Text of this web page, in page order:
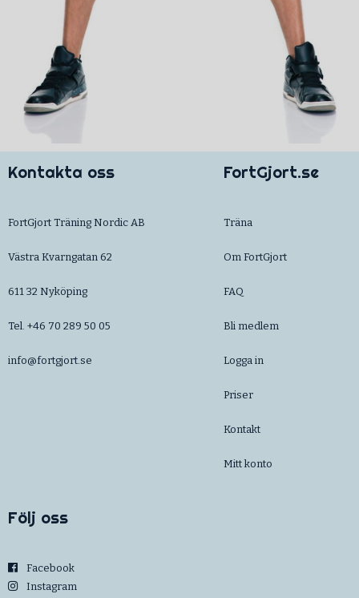
Kontakta oss
FortGjort Träning Nordic AB
Västra Kvarngatan 62
611 32 Nyköping
Tel. +46 70 289 50 05
info@fortgjort.se
FortGjort.se
Träna
Om FortGjort
FAQ
Bli medlem
Logga in
Priser
Kontakt
Mitt konto
Följ oss
Facebook
Instagram